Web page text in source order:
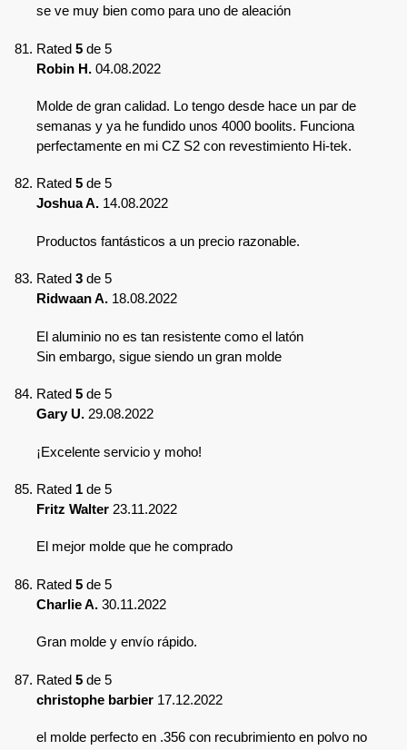
se ve muy bien como para uno de aleación
Rated 5 de 5
Robin H. 04.08.2022
Molde de gran calidad. Lo tengo desde hace un par de
semanas y ya he fundido unos 4000 boolits. Funciona
perfectamente en mi CZ S2 con revestimiento Hi-tek.
Rated 5 de 5
Joshua A. 14.08.2022
Productos fantásticos a un precio razonable.
Rated 3 de 5
Ridwaan A. 18.08.2022
El aluminio no es tan resistente como el latón
Sin embargo, sigue siendo un gran molde
Rated 5 de 5
Gary U. 29.08.2022
¡Excelente servicio y moho!
Rated 1 de 5
Fritz Walter 23.11.2022
El mejor molde que he comprado
Rated 5 de 5
Charlie A. 30.11.2022
Gran molde y envío rápido.
Rated 5 de 5
christophe barbier 17.12.2022
el molde perfecto en .356 con recubrimiento en polvo no